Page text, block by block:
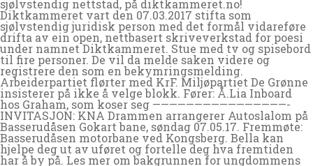
sjølvstendig nettstad, på diktkammeret.no!
Diktkammeret vart den 07.03.2017 stifta som
sjølvstendig juridisk person med det formål vidareføre
drifta av ein open, nettbasert skriveverkstad for poesi
under namnet Diktkammeret. Stue med tv og spisebord
til fire personer. De vil da melde saken videre og
registrere den som en bekymringsmelding.
Arbeiderpartiet flørter med KrF. Miljøpartiet De Grønne
insisterer på ikke å velge blokk. Fører: Å.Lia Inboard
hos Graham, som koser seg ————————————————-
INVITASJON: KNA Drammen arrangerer Autoslalom på
Basserudåsen Gokart bane, søndag 07.05.17. Fremmøte:
Basserudåsen motorbane ved Kongsberg. Bella kan
hjelpe deg ut av uføret og fortelle deg hva fremtiden
har å by på. Les mer om bakgrunnen for ungdommens